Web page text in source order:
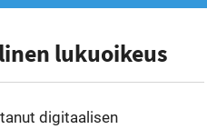
lukuoikeus
digitaalisen